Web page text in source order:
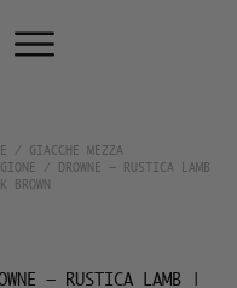
/
GIACCHE MEZZA
/ DROWNE – RUSTICA LAMB
BROWN
– RUSTICA LAMB |